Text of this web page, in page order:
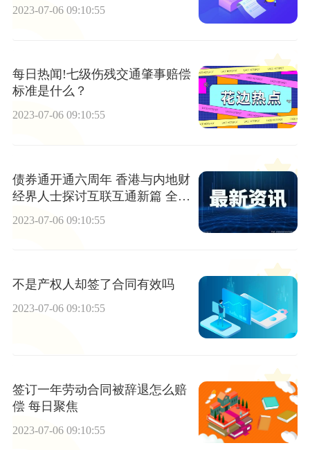
2023-07-06 09:10:55
每日热闻!七级伤残交通肇事赔偿
标准是什么？
2023-07-06 09:10:55
债券通开通六周年 香港与内地财
经界人士探讨互联互通新篇 全球
2023-07-06 09:10:55
不是产权人却签了合同有效吗
2023-07-06 09:10:55
签订一年劳动合同被辞退怎么赔
偿 每日聚焦
2023-07-06 09:10:55